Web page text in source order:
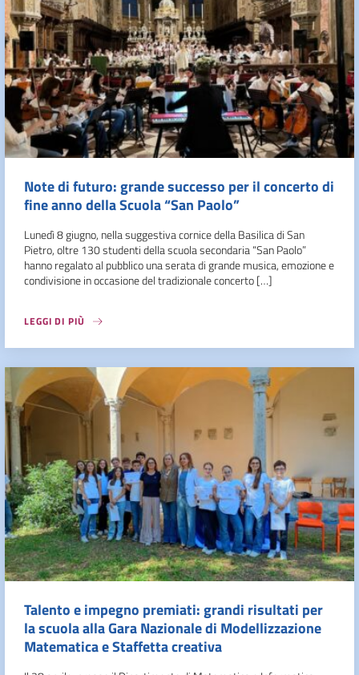
Note di futuro: grande successo per il concerto di
fine anno della Scuola “San Paolo”
Lunedì 8 giugno, nella suggestiva cornice della Basilica di San
Pietro, oltre 130 studenti della scuola secondaria “San Paolo”
hanno regalato al pubblico una serata di grande musica, emozione e
condivisione in occasione del tradizionale concerto […]
LEGGI DI PIÙ
Talento e impegno premiati: grandi risultati per
la scuola alla Gara Nazionale di Modellizzazione
Matematica e Staffetta creativa